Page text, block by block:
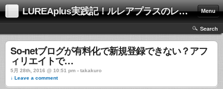
LUREAplus実践記！ルレアプラスのレビューサイト！ Menu
Search
So-netブログが有料化で新規登録できない？アフ
ィリエイトで…
5月 28th, 2016 @ 10:51 pm › takakuro
↓ Leave a comment